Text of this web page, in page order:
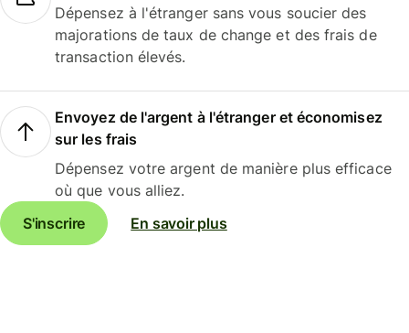
Dépensez à l'étranger sans vous soucier des
majorations de taux de change et des frais de
transaction élevés.
Envoyez de l'argent à l'étranger et économisez
sur les frais
Dépensez votre argent de manière plus efficace
où que vous alliez.
S'inscrire
En savoir plus